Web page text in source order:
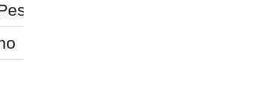
Frágil)